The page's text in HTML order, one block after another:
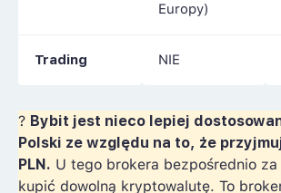
Europy)
Trading NIE
? Bybit jest nieco lepiej
Polski ze względu na to, że
PLN. U tego brokera bezpośrednio za
kupić dowolną kryptowalutę. To